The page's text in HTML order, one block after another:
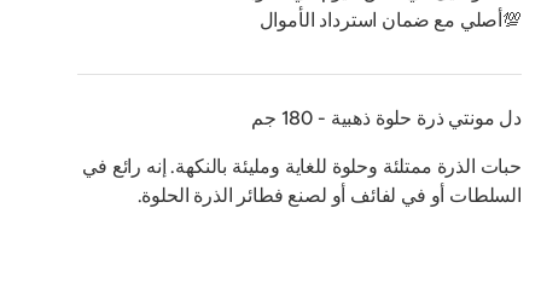
💯أصلي مع ضمان استرداد الأموال
دل مونتي ذرة حلوة ذهبية - 180 جم
حبات الذرة ممتلئة وحلوة للغاية ومليئة بالنكهة. إنه رائع في
السلطات أو في لفائف أو لصنع فطائر الذرة الحلوة.